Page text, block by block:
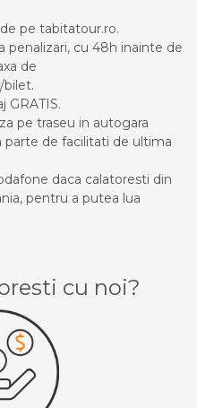
pe tabitatour.ro.
penalizari, cu 48h inainte de
de
bilet.
GRATIS.
pe traseu in autogara
parte de facilitati de ultima
daca calatoresti din
pentru a putea lua
cu noi?